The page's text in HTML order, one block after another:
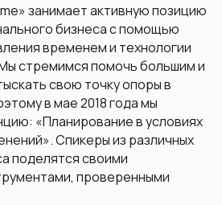
занимает активную позицию
бизнеса с помощью
временем и технологии
стремимся помочь большим и
свою точку опоры в
в мае 2018 года мы
«Планирование в условиях
Спикеры из различных
поделятся своими
проверенными